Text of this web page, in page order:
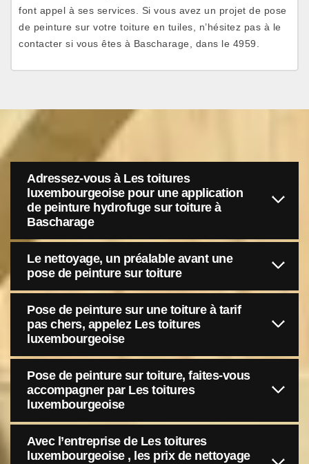
font appel à ses services. Si vous avez un projet de pose
de peinture sur votre toiture en tuiles, n’hésitez pas à le
contacter si vous êtes à Bascharage, dans le 4959.
Adressez-vous à Les toitures
luxembourgeoise pour une application
de peinture hydrofuge sur toiture à
Bascharage
Le nettoyage, un préalable avant une
pose de peinture sur toiture
Pose de peinture sur une toiture à tarif
pas chers, appelez Les toitures
luxembourgeoise
Pose de peinture sur toiture, faites-vous
accompagner par Les toitures
luxembourgeoise
Avec l’entreprise de Les toitures
luxembourgeoise , les prix de nettoyage